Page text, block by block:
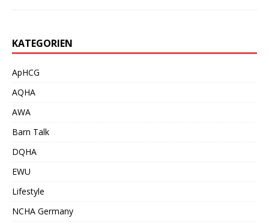
KATEGORIEN
ApHCG
AQHA
AWA
Barn Talk
DQHA
EWU
Lifestyle
NCHA Germany